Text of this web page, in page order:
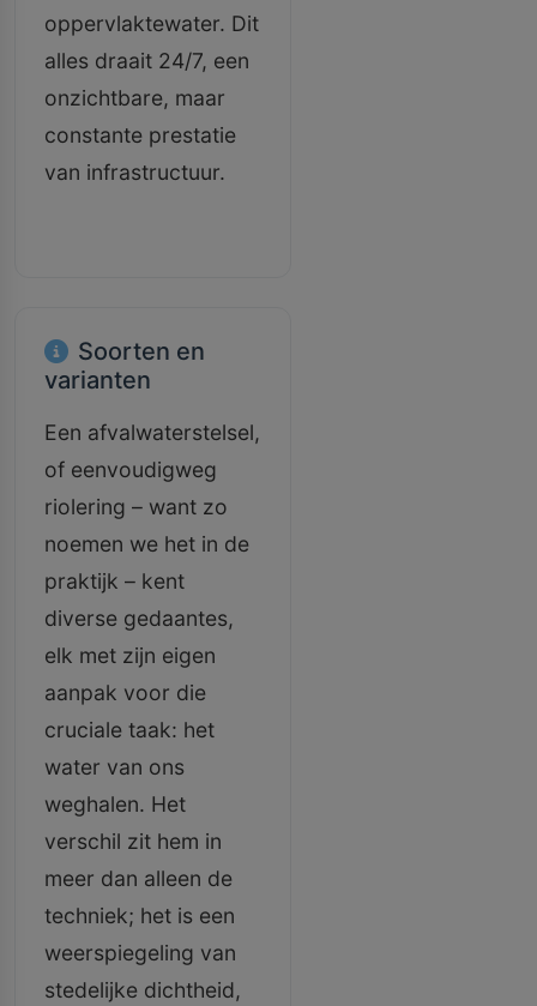
oppervlaktewater. Dit
alles draait 24/7, een
onzichtbare, maar
constante prestatie
van infrastructuur.
Soorten en
varianten
Een afvalwaterstelsel,
of eenvoudigweg
riolering – want zo
noemen we het in de
praktijk – kent
diverse gedaantes,
elk met zijn eigen
aanpak voor die
cruciale taak: het
water van ons
weghalen. Het
verschil zit hem in
meer dan alleen de
techniek; het is een
weerspiegeling van
stedelijke dichtheid,